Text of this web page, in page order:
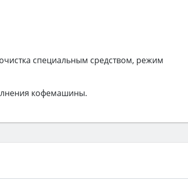
чистка специальным средством, режим
кофемашины.